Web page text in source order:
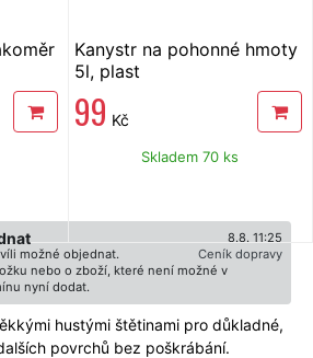
Kanystr na pohonné hmoty
5l, plast
99 Kč
Skladem 70 ks
8.8. 11:25
Ceník dopravy
možné objednat.
nebo o zboží, které není možné v
nyní dodat.
hustými štětinami pro důkladné,
povrchů bez poškrábání.